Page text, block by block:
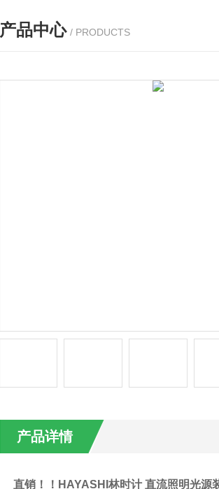
产品中心 / PRODUCTS
产品详情
直销！！HAYASHI林时计 直流照明光源